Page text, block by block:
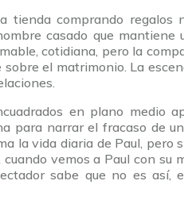
tienda comprando regalos
casado que
cotidiana, pero la
el matrimonio. La
en plano medio
para narrar el fracaso de
la vida diaria de Paul, pero
vemos a Paul con su
sabe que no es así,